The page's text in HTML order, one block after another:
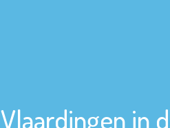
Vlaardingen in